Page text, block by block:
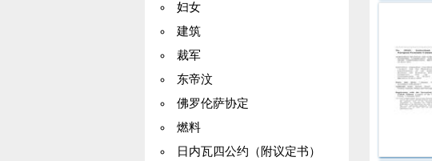
妇女
建筑
裁军
东帝汶
佛罗伦萨协定
燃料
日内瓦四公约（附议定书）